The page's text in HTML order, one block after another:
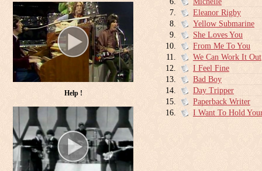
Eleanor Rigby
Yellow Submarine
She Loves You
From Me To You
We Can Work It Out
I Feel Fine
Bad Boy
Day Tripper
Paperback Writer
I Want To Hold
Help !